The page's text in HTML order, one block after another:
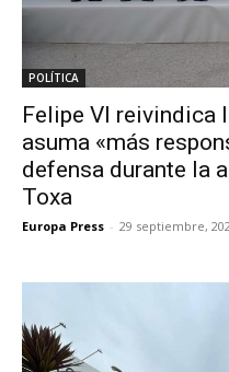
POLÍTICA
Felipe VI reivindica
asuma «más
defensa durante la
Toxa
Europa Press - 29 septiembre,